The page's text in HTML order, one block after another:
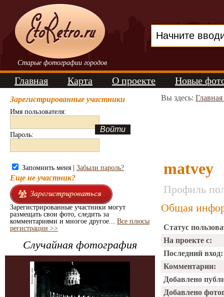
Старые фотографии городов
Главная Карта О проекте Новые
Зарегистрированные участники
Имя пользователя:
Пароль:
Запомнить меня | Забыли пароль?
Еще не участник?
Зарегистрированные участники могут
размещать свои фото, следить за
комментариями и многое другое... Все плюсы
регистрации >>
Случайная фотография
Вы здесь:
matvey
Профиль
Общая
Статус
На проекте с:
Последний вход:
Комментарии:
Добавлено
Добавлено